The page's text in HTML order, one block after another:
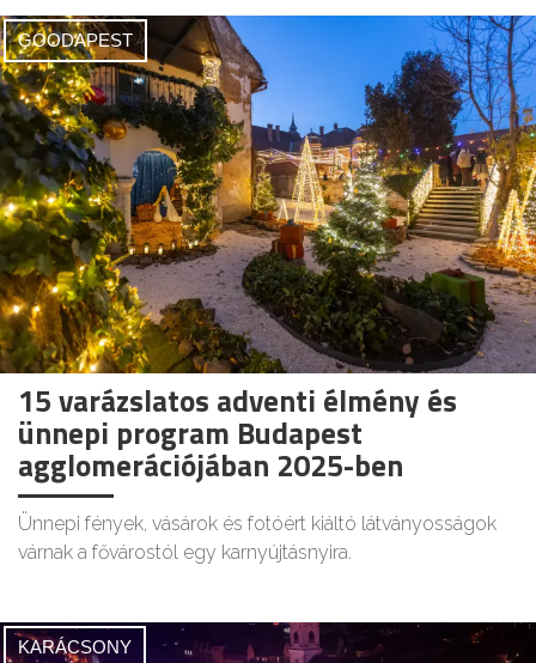
GOODAPEST
15 varázslatos adventi élmény és
ünnepi program Budapest
agglomerációjában 2025-ben
Ünnepi fények, vásárok és fotóért kiáltó látványosságok
várnak a fővárostól egy karnyújtásnyira.
KARÁCSONY